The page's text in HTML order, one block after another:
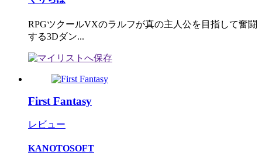
RPGツクールVXのラルフが真の主人公を目指して奮闘
する3Dダン...
First Fantasy
レビュー
KANOTOSOFT